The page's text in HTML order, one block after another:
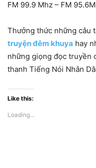
FM 99.9 Mhz – FM
Thưởng thức những câu
truyện đêm khuya hay
những giọng đọc truyền
thanh Tiếng Nói Nhân
Like this:
Loading...